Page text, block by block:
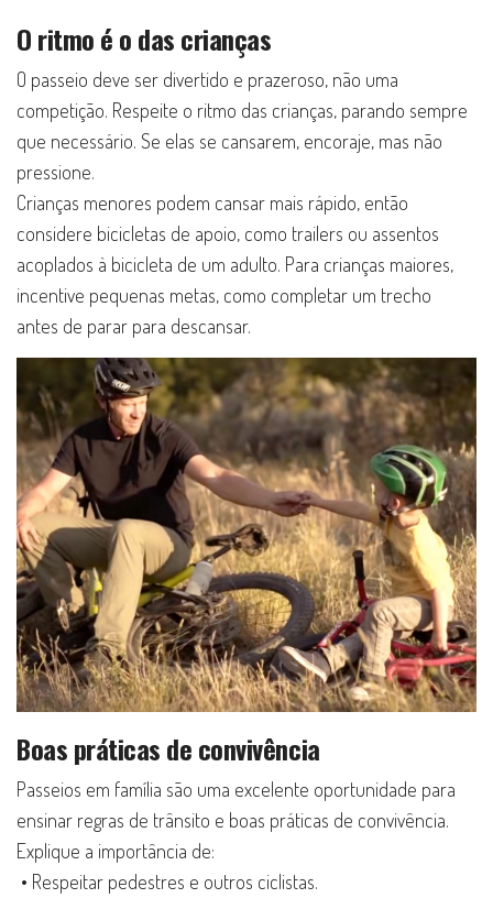
O ritmo é o das crianças
O passeio deve ser divertido e prazeroso, não uma
competição. Respeite o ritmo das crianças, parando sempre
que necessário. Se elas se cansarem, encoraje, mas não
pressione.
Crianças menores podem cansar mais rápido, então
considere bicicletas de apoio, como trailers ou assentos
acoplados à bicicleta de um adulto. Para crianças maiores,
incentive pequenas metas, como completar um trecho
antes de parar para descansar.
Boas práticas de convivência
Passeios em família são uma excelente oportunidade para
ensinar regras de trânsito e boas práticas de convivência.
Explique a importância de:
• Respeitar pedestres e outros ciclistas.